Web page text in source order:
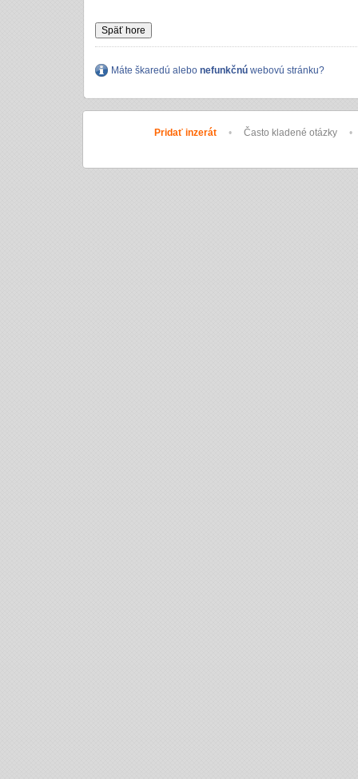
Späť hore
Máte škaredú alebo nefunkčnú webovú stránku?
Pridať inzerát • Často kladené otázky •